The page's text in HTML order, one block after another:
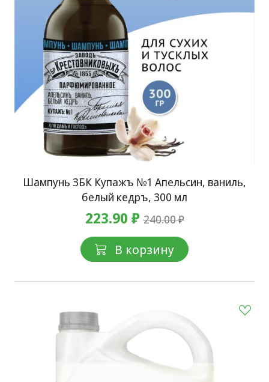
Шампунь ЗБК Купажъ №1 Апельсин, ваниль,
белый кедръ, 300 мл
223.90 ₽240.00 ₽
В корзину